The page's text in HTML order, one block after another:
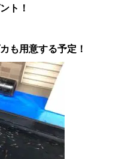
ト！
も用意する予定！